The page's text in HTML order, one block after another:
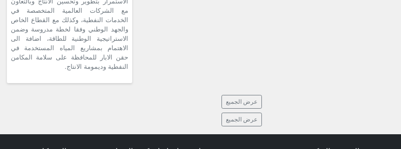
مع الشركات العالمية المتخصصة في
الخدمات النفطية، وكذلك مع القطاع الخاص
والجهد الوطني وفقا لخطة مدروسة وضمن
الاستراتيجية الوطنية للطاقة، اضافة الى
الاهتمام بمشاريع المياه المستخدمة في
حقن الابار للمحافظة على سلامة المكامن
النفطية وديمومة الانتاج.
عرض الجميع
عرض الجميع